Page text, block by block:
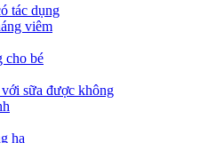
tác dụng
viêm
cho bé
sữa được không
hạ